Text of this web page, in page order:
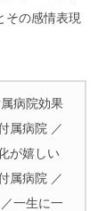
その感情表現
病院効果
属病院 ／
が嬉しい
属病院 ／
一生に一